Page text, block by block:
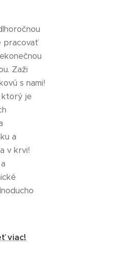
pracovať
Zaži
s nami!
ktorý je
a
v krvi!
viac!